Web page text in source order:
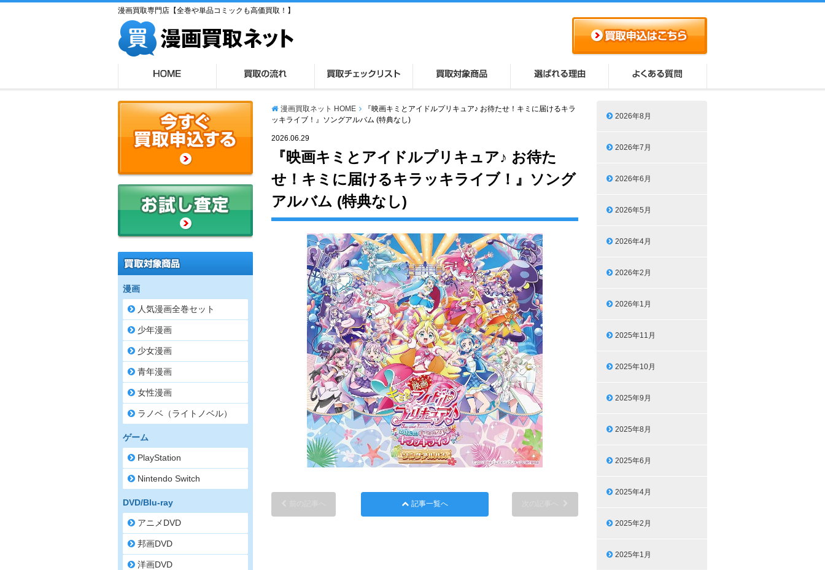
漫画買取専門店【全巻や単品コミックも高価買取！】
漫画買取ネット HOME
『映画キミとアイドルプリキュア♪ お待たせ！キミに届けるキラ
ッキライブ！』ソングアルバム (特典なし)
2026.06.29
『映画キミとアイドルプリキュア♪ お待た
せ！キミに届けるキラッキライブ！』ソング
アルバム (特典なし)
記事一覧へ
2026年8月
2026年7月
2026年6月
2026年5月
2026年4月
2026年2月
2026年1月
2025年11月
2025年10月
2025年9月
2025年8月
2025年6月
2025年4月
2025年2月
2025年1月
漫画
人気漫画全巻セット
少年漫画
少女漫画
青年漫画
女性漫画
ラノベ（ライトノベル）
ゲーム
PlayStation
Nintendo Switch
DVD/Blu-ray
アニメDVD
邦画DVD
洋画DVD